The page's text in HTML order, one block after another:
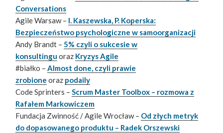
Conversations
Agile Warsaw – I. Kaszewska, P. Koperska:
Bezpieczeństwo psychologiczne w samoorganizacji
Andy Brandt –5% czyli o sukcesie w
konsultingu oraz Kryzys Agile
#białko –Almost done, czyli prawie
zrobione oraz podaily
Code Sprinters –Scrum Master Toolbox – rozmowa z
Rafałem Markowiczem
Fundacja Zwinność / Agile Wrocław – Od złych metryk
do dopasowanego produktu – Radek Orszewski